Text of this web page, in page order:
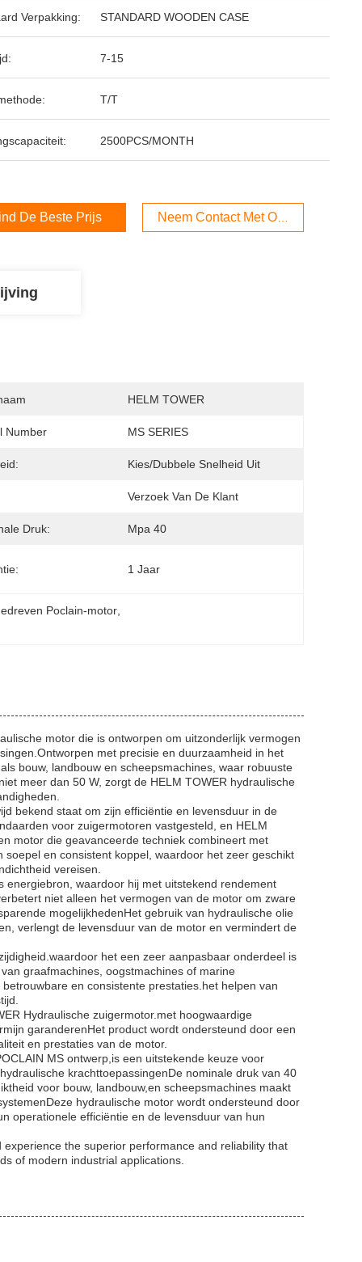
Verpakking: STANDARD WOODEN CASE
7-15
T/T
2500PCS/MONTH
De Beste Prijs Neem Contact Met Ons Op
HELM TOWER
Number MS SERIES
Kies/dubbele Snelheid Uit
Verzoek Van De Klant
Druk: Mpa 40
1 Jaar
Poclain-motor
motor die is ontworpen om uitzonderlijk vermogen
met precisie en duurzaamheid in het
bouw, landbouw en scheepsmachines, waar robuuste
meer dan 50 W, zorgt de HELM TOWER hydraulische
bekend staat om zijn efficiëntie en levensduur in de
voor zuigermotoren vastgesteld, en HELM
motor die geavanceerde techniek combineert met
en consistent koppel, waardoor het zeer geschikt
vereisen.
energiebron, waardoor hij met uitstekend rendement
niet alleen het vermogen van de motor om zware
mogelijkhedenHet gebruik van hydraulische olie
verlengt de levensduur van de motor en vermindert de
het een zeer aanpasbaar onderdeel is
graafmachines, oogstmachines of marine
en consistente prestaties.het helpen van
Hydraulische zuigermotor.met hoogwaardige
garanderenHet product wordt ondersteund door een
en prestaties van de motor.
MS ontwerp,is een uitstekende keuze voor
krachttoepassingenDe nominale druk van 40
voor bouw, landbouw,en scheepsmachines maakt
hydraulische motor wordt ondersteund door
operationele efficiëntie en de levensduur van hun
the superior performance and reliability that
of modern industrial applications.